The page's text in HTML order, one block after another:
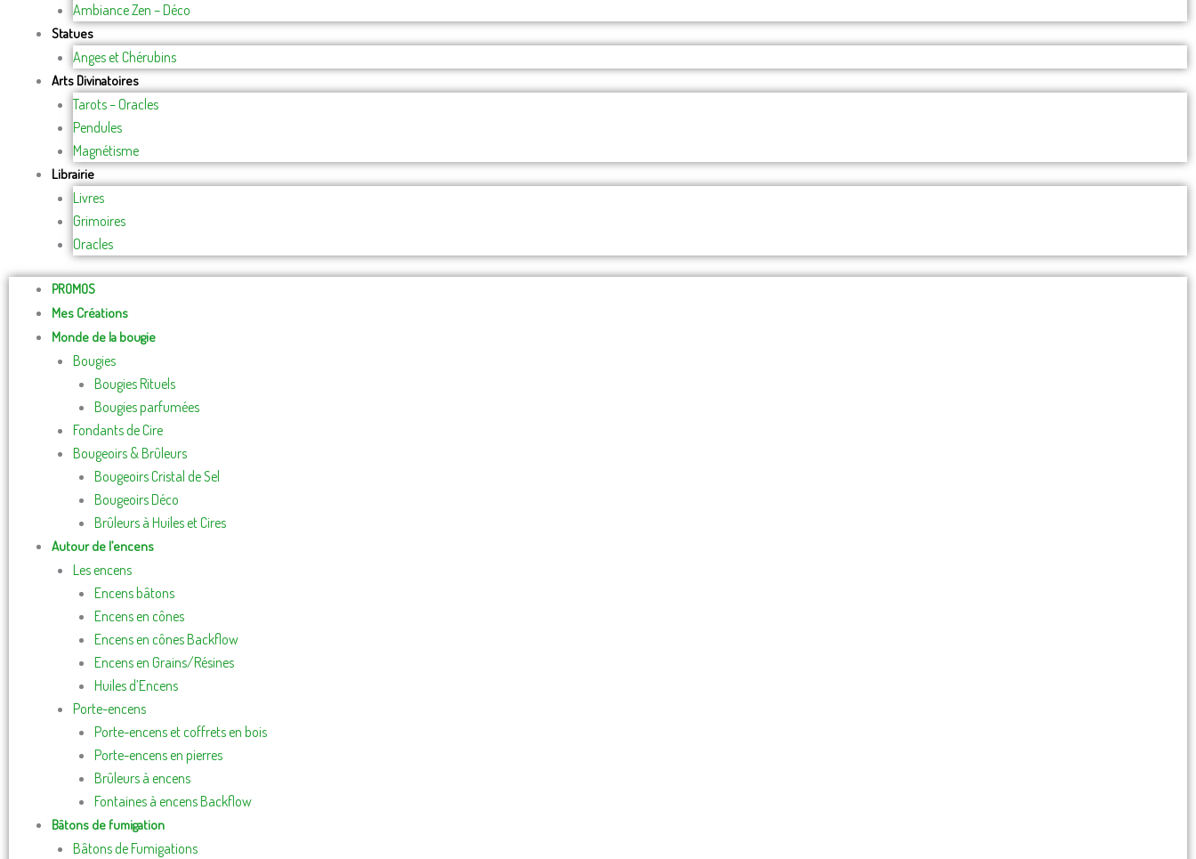
Ambiance Zen – Déco
Statues
Anges et Chérubins
Arts Divinatoires
Tarots – Oracles
Pendules
Magnétisme
Librairie
Livres
Grimoires
Oracles
PROMOS
Mes Créations
Monde de la bougie
Bougies
Bougies Rituels
Bougies parfumées
Fondants de Cire
Bougeoirs & Brûleurs
Bougeoirs Cristal de Sel
Bougeoirs Déco
Brûleurs à Huiles et Cires
Autour de l’encens
Les encens
Encens bâtons
Encens en cônes
Encens en cônes Backflow
Encens en Grains/Résines
Huiles d’Encens
Porte-encens
Porte-encens et coffrets en bois
Porte-encens en pierres
Brûleurs à encens
Fontaines à encens Backflow
Bâtons de fumigation
Bâtons de Fumigations